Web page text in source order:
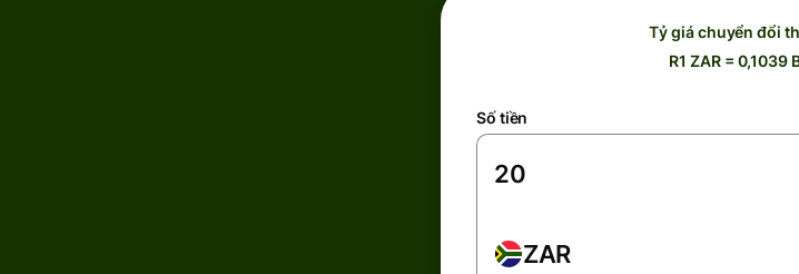
Tỷ giá chuyển đổi
R1 ZAR = 0,1039
Số tiền
ZAR